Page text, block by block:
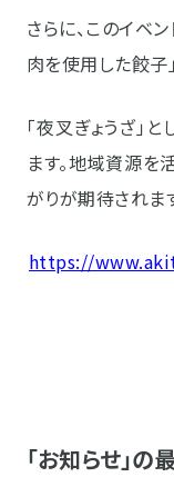
さらに、このイベ
肉を使用した餃子
「夜叉ぎょうざ」
ます。地域資源を
がりが期待されま
https://
「お知らせ」の